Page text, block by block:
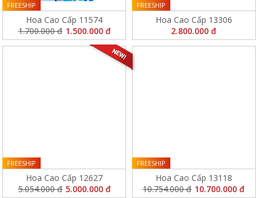
Hoa Cao Cấp 11574
1.700.000 đ 1.500.000 đ
FREESHIP
Hoa Cao Cấp 13306
2.800.000 đ
FREESHIP
Hoa Cao Cấp 12627
5.054.000 đ 5.000.000 đ
FREESHIP
Hoa Cao Cấp 13118
10.754.000 đ 10.700.000 đ
FREESHIP